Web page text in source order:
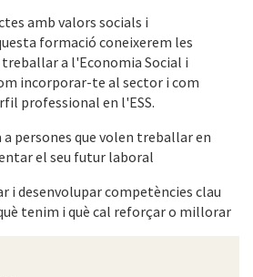
amb valors socials i
formació coneixerem les
a l'Economia Social i
incorporar-te al sector i com
professional en l'ESS.
persones que volen treballar en
el seu futur laboral
i desenvolupar competències clau
tenim i què cal reforçar o millorar